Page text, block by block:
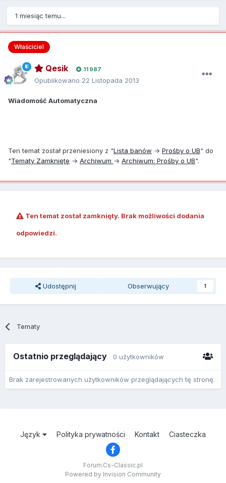
1 miesiąc temu...
Właściciel
Qesik 11 987
Opublikowano 22 Listopada 2013
Wiadomość Automatyczna
Ten temat został przeniesiony z "Lista banów → Prośby o UB" do
"Tematy Zamknięte → Archiwum → Archiwum: Prośby o UB".
Ten temat został zamknięty. Brak możliwości dodania
odpowiedzi.
Udostępnij Obserwujący 1
Tematy
Ostatnio przeglądający 0 użytkowników
Brak zarejestrowanych użytkowników przeglądających tę stronę.
Język Polityka prywatności Kontakt Ciasteczka
Forum.Cs-Classic.pl
Powered by Invision Community